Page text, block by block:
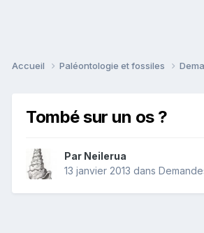
Accueil Paléontologie et fossiles
Tombé sur un os ?
Par Neilerua
13 janvier 2013 dans